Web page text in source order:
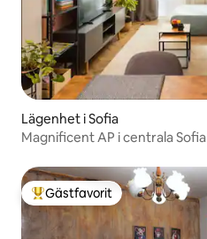
Lägenhet i Sofia
Magnificent AP i centrala Sofia
Populär gästfavorit
Gästfavorit